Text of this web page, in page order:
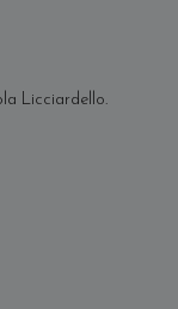
Licciardello.